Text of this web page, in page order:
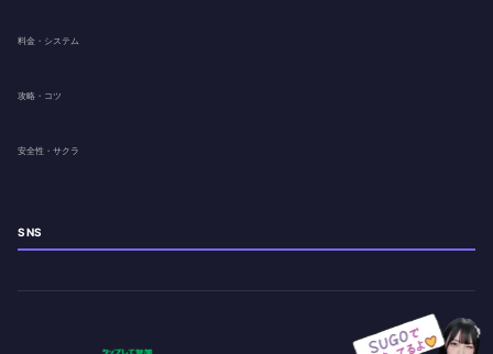
料金・システム
攻略・コツ
安全性・サクラ
SNS